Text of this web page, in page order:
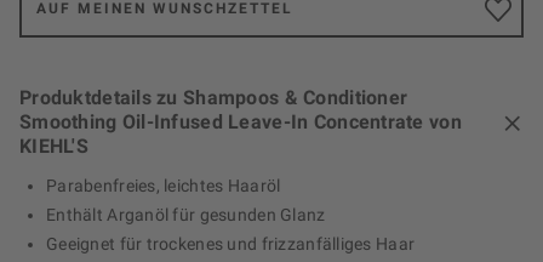
AUF MEINEN WUNSCHZETTEL
Produktdetails zu Shampoos & Conditioner
Smoothing Oil-Infused Leave-In Concentrate von
KIEHL'S
Parabenfreies, leichtes Haaröl
Enthält Arganöl für gesunden Glanz
Geeignet für trockenes und frizzanfälliges Haar